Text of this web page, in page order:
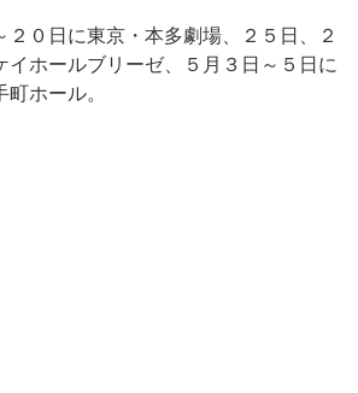
０日に東京・本多劇場、２５日、２
イホールブリーゼ、５月３日～５日に
ホール。